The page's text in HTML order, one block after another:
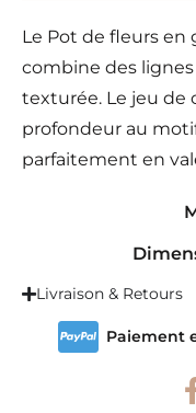
Le Pot de fleurs en
combine des
texturée. Le jeu de
profondeur au
parfaitement en
Livraison & Retours
Paiement